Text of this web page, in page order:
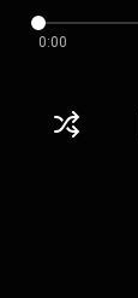
0:00